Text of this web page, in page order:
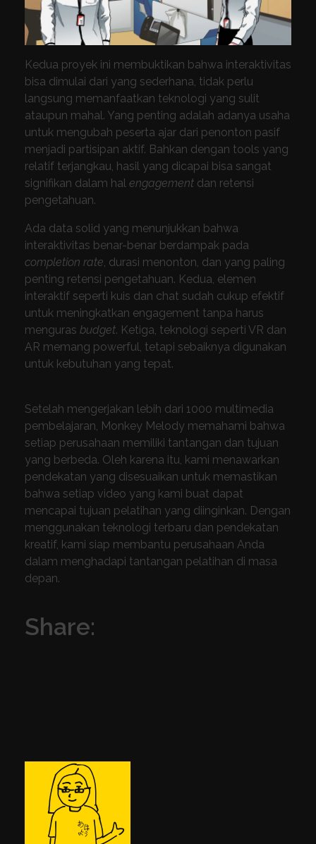
Kedua proyek ini membuktikan bahwa interaktivitas
bisa dimulai dari yang sederhana, tidak perlu
langsung memanfaatkan teknologi yang sulit
ataupun mahal. Yang penting adalah adanya usaha
untuk mengubah peserta ajar dari penonton pasif
menjadi partisipan aktif. Bahkan dengan tools yang
relatif terjangkau, hasil yang dicapai bisa sangat
signifikan dalam hal engagement dan retensi
pengetahuan.
Ada data solid yang menunjukkan bahwa
interaktivitas benar-benar berdampak pada
completion rate , durasi menonton, dan yang paling
penting retensi pengetahuan. Kedua, elemen
interaktif seperti kuis dan chat sudah cukup efektif
untuk meningkatkan engagement tanpa harus
menguras budget. Ketiga, teknologi seperti VR dan
AR memang powerful, tetapi sebaiknya digunakan
untuk kebutuhan yang tepat.
Setelah mengerjakan lebih dari 1000 multimedia
pembelajaran, Monkey Melody memahami bahwa
setiap perusahaan memiliki tantangan dan tujuan
yang berbeda. Oleh karena itu, kami menawarkan
pendekatan yang disesuaikan untuk memastikan
bahwa setiap video yang kami buat dapat
mencapai tujuan pelatihan yang diinginkan. Dengan
menggunakan teknologi terbaru dan pendekatan
kreatif, kami siap membantu perusahaan Anda
dalam menghadapi tantangan pelatihan di masa
depan.
Share: